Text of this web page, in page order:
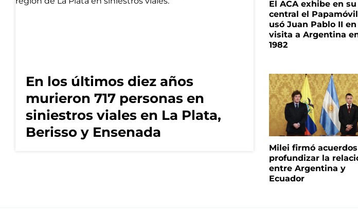
En los últimos diez años
murieron 717 personas en
siniestros viales en La Plata,
Berisso y Ensenada
El ACA exhibe en
central el
usó Juan Pablo II en
visita a Argentina
1982
Milei firmó
profundizar la
entre Argentina y
Ecuador